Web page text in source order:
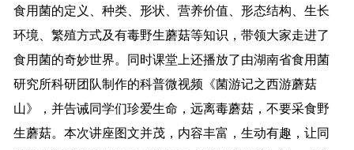
食用菌的定义、种类、形状、营养价值、形态结构、生长
环境、繁殖方式及有毒野生蘑菇等知识，带领大家走进了
食用菌的奇妙世界。同时课堂上还播放了由湖南省食用菌
研究所科研团队制作的科普微视频《菌游记之西游蘑菇
山》，并告诫同学们珍爱生命，远离毒蘑菇，不要采食野
生蘑菇。本次讲座图文并茂，内容丰富，生动有趣，让同